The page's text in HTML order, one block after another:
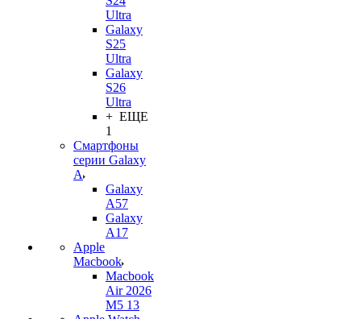
Ultra
Galaxy
S25
Ultra
Galaxy
S26
Ultra
+ ЕЩЕ
1
Смартфоны
серии Galaxy
A
Galaxy
A57
Galaxy
A17
Apple
Macbook
Macbook
Air 2026
M5 13